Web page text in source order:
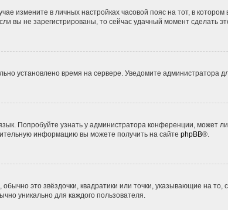
измените в личных настройках часовой пояс на тот, в
вы не зарегистрированы, то сейчас удачный момент сделать
установлено время на сервере. Уведомите администратора
Попробуйте узнать у администратора конференции, может
информацию вы можете получить на сайте phpBB®.
это звёздочки, квадратики или точки, указывающие на то,
уникально для каждого пользователя.